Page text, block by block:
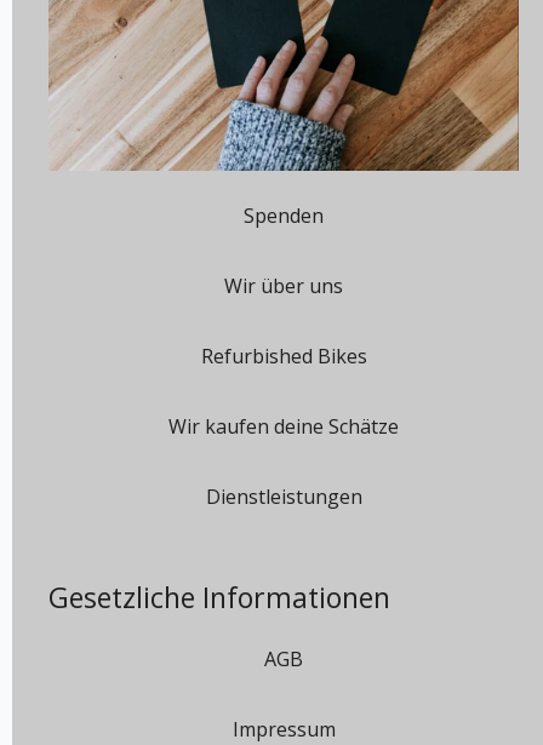
Spenden
Wir über uns
Refurbished Bikes
Wir kaufen deine Schätze
Dienstleistungen
Gesetzliche Informationen
AGB
Impressum